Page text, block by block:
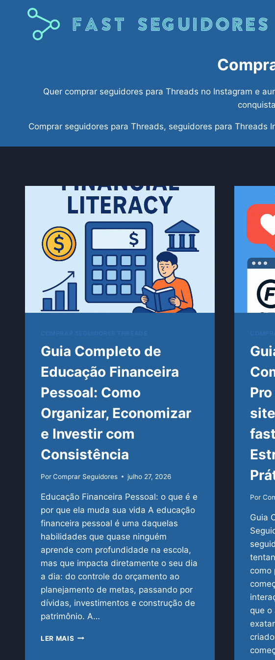
Quer comprar seguidores para Threads no Instagram e
Comprar seguidores para Threads, seguidores para
Guia Completo de
Educação Financeira
Pessoal: Como
Organizar, Economizar
e Investir com
Consistência
PorComprar Seguidores julho 27, 2026
Educação Financeira Pessoal: o que é e
por que ela muda sua vida A educação
financeira pessoal é uma daquelas
habilidades que quase ninguém
aprende com profundidade na escola,
mas que impacta diretamente o seu dia
a dia: do controle do orçamento ao
planejamento de metas, passando por
dívidas, investimentos e construção de
patrimônio. A…
LER MAIS GUIA
Por
Guia
como
que o